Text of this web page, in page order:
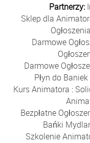
Partnerzy:
Sklep dla
Ogłoszenia
Darmowe
Darmowe
Płyn do Baniek
Kurs Animatora :
Bezpłatne
Bańki
Szkolenie